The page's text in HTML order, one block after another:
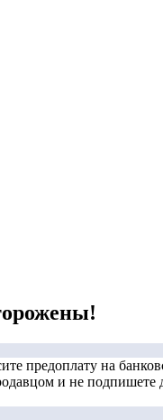
предоплату на
и не подпишете